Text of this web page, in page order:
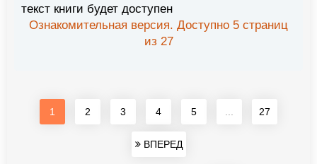
текст книги будет доступен
Ознакомительная версия. Доступно 5 страниц
из 27
1 2 3 4 5 27
ВПЕРЕД